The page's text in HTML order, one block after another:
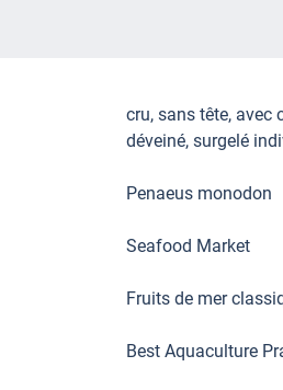
cru, sans tête, avec
déveiné, surgelé
Penaeus monodon
Seafood Market
Fruits de mer
Best Aquaculture